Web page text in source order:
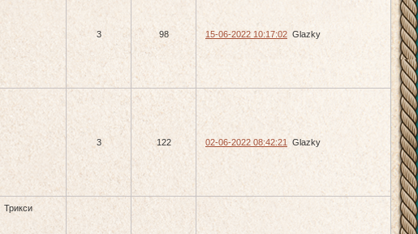
3 98 15-06-2022 10:17:02 Glazky
3 122 02-06-2022 08:42:21 Glazky
Трикси